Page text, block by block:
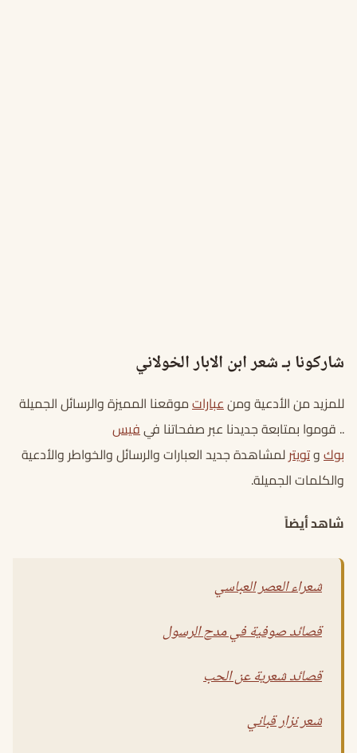
شاركونا بـ شعر ابن الابار الخولاني
للمزيد من الأدعية ومنعباراتموقعنا المميزة والرسائل الجميلة
.. قوموا بمتابعة جديدنا عبر صفحاتنا فيفيس
بوكوتويترلمشاهدة جديد العبارات والرسائل والخواطر والأدعية
والكلمات الجميلة.
شاهد أيضاً
شعراء العصر العباسي
قصائد صوفية في مدح الرسول
قصائد شعرية عن الحب
شعر نزار قباني